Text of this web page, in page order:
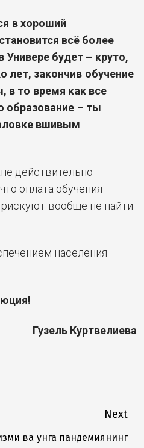
в хороший
всё более
будет – круто,
лет, закончив обучение
в то время как все
образование – ты
вшивым
действительно
оплата обучения
вообще не найти
населения
Гузель Куртвелиева
Next
Next
ва унга пандемиянинг